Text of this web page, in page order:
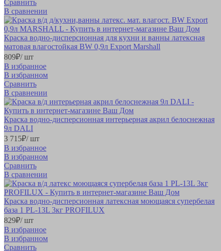
Сравнить
В сравнении
Краска водно-дисперсионная для кухни и ванны латексная
матовая влагостойкая BW 0,9л Export Marshall
809₽/ шт
В избранное
В избранном
Сравнить
В сравнении
Краска водно-дисперсионная интерьерная акрил белоснежная
9л DALI
3 715₽/ шт
В избранное
В избранном
Сравнить
В сравнении
Краска водно-дисперсионная латексная моющаяся супербелая
база 1 PL-13L 3кг PROFILUX
829₽/ шт
В избранное
В избранном
Сравнить